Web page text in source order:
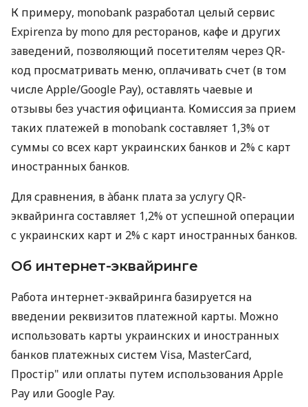
К примеру, monobank разработал целый сервис
Expirenza by mono для ресторанов, кафе и других
заведений, позволяющий посетителям через QR-
код просматривать меню, оплачивать счет (в том
числе Apple/Google Pay), оставлять чаевые и
отзывы без участия официанта. Комиссия за прием
таких платежей в monobank составляет 1,3% от
суммы со всех карт украинских банков и 2% с карт
иностранных банков.
Для сравнения, в àбанк плата за услугу QR-
эквайринга составляет 1,2% от успешной операции
с украинских карт и 2% с карт иностранных банков.
Об интернет-эквайринге
Работа интернет-эквайринга базируется на
введении реквизитов платежной карты. Можно
использовать карты украинских и иностранных
банков платежных систем Visa, MasterCard,
Простір" или оплаты путем использования Apple
Pay или Google Pay.